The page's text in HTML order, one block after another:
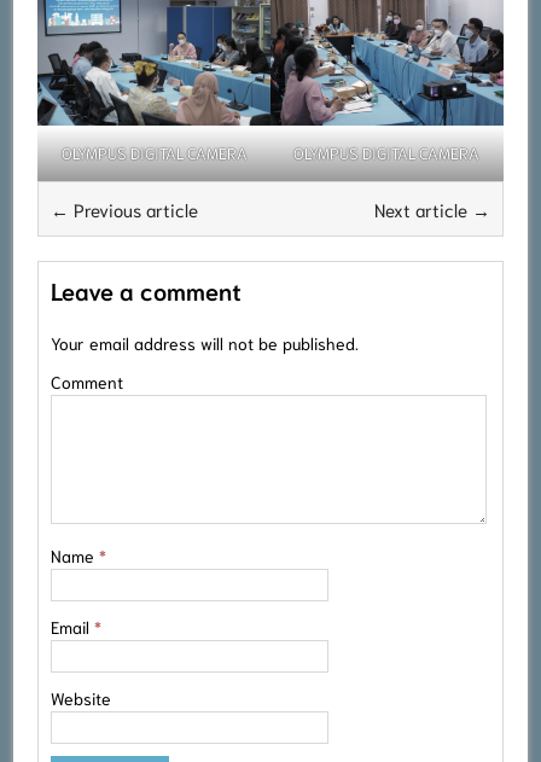
OLYMPUS DIGITAL CAMERA OLYMPUS DIGITAL CAMERA
← Previous article Next article →
Leave a comment
Your email address will not be published.
Comment
Name*
Email*
Website